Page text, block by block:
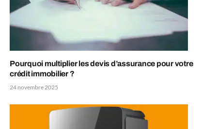
Pourquoi multiplier les devis d’assurance pour votre
crédit immobilier ?
24 novembre 2025